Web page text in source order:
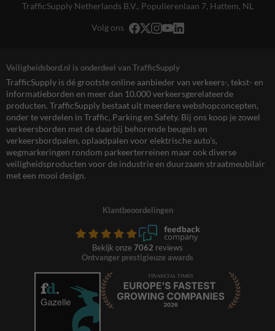
TrafficSupply Netherlands B.V., Populierenlaan 7, Hattem, NL
Volg ons
Veiligheidsbord.nl is onderdeel van TrafficSupply
TrafficSupply is dé grootste online aanbieder van verkeers-, tekst- en
informatieborden en meer dan 10.000 verkeersgerelateerde
producten. TrafficSupply bestaat uit meerdere webshopconcepten,
onder te verdelen in Traffic, Parking en Safety. Bij ons koop je zowel
verkeersborden met de daarbij behorende beugels en
verkeersbordpalen, oplaadpalen voor elektrische auto’s,
wegmarkeringen rondom parkeerterreinen maar ook diverse
veiligheidsproducten voor de industrie en duurzaam straatmeubilair
met een mooi design.
Klantbeoordelingen
Bekijk onze 7062 reviews
Ontvanger prestigieuze awards